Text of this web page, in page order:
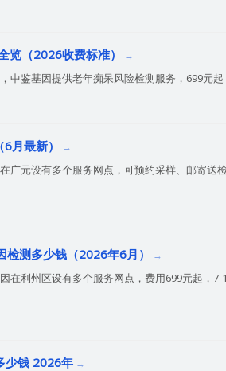
览（2026收费标准）
中鉴基因提供老年痴呆风险检测服务，699元起
月最新）
广元设有多个服务网点，可预约采样、邮寄送
测多少钱（2026年6月）
在利州区设有多个服务网点，费用699元起，
少钱 2026年